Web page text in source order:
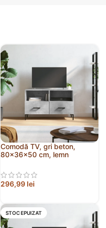
Comodă TV, gri beton,
80x36x50 cm, lemn
296,99 lei
STOC EPUIZAT